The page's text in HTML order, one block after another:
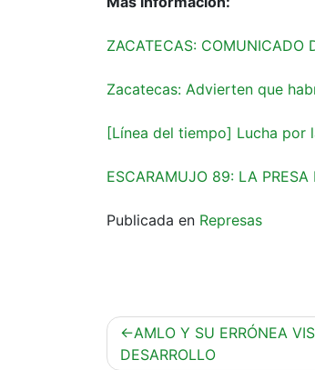
ZACATECAS: COMUNICADO
Zacatecas: Advierten que
[Línea del tiempo] Lucha por
ESCARAMUJO 89: LA
Publicada en Represas
Navegación
de
AMLO Y SU ERRÓNEA
DESARROLLO